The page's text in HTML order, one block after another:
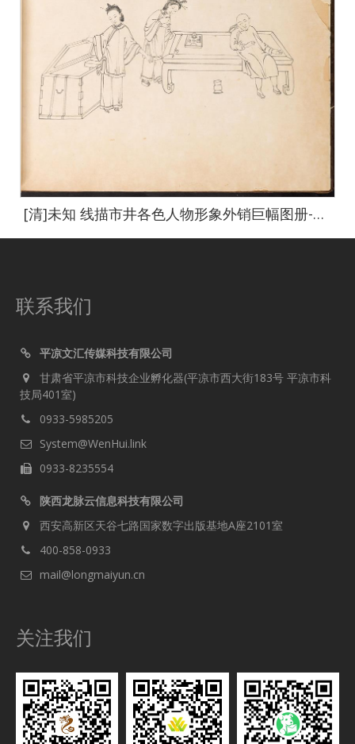
[清]未知 线描市井各色人物形象外销巨幅图册-6-default-42 64x67cm
联系我们
平凉文汇传媒科技有限公司
甘肃省平凉市科技企业孵化器(平凉市西大街183号 平凉市科
技局401室)
0933-5985205
System@WenHui.link
0933-8235554
陕西龙脉云信息科技有限公司
西安高新区天谷七路国家数字出版基地A座2101室
400-858-0933
mail@longmaiyun.cn
关注我们